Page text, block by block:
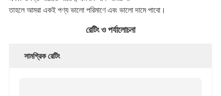
তাহলে আমরা একই পণ্য ভালো পরিমাণে এবং ভালো দামে পাবো।
রেটিং ও পর্যালোচনা
সামগ্রিক রেটিং